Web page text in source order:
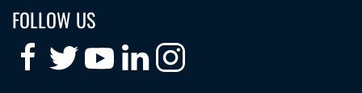
FOLLOW US